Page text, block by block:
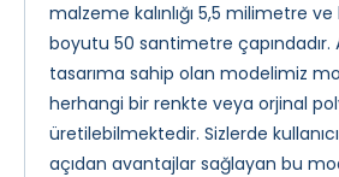
malzeme kalınlığı 5,5 milimetre
boyutu 50 santimetre çapındadır.
tasarıma sahip olan modelimiz
herhangi bir renkte veya orjinal
üretilebilmektedir. Sizlerde
açıdan avantajlar sağlayan bu